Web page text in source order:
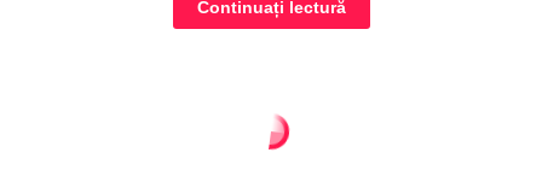
decese asociate consumului de droguri, dintre care 25 decese
În privinţa urgenţelor medicale determinate de consumul de
droguri, au fost înregistrate 1.742 cazuri de urgenţe medicale,
Continuați lectură
Actualitate